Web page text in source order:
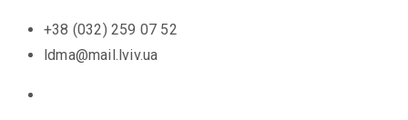
+38 (032) 259 07 52
ldma@mail.lviv.ua